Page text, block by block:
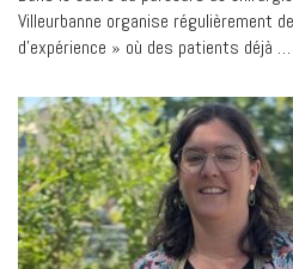
le
9
Villeurbanne organise régulièrement
d’expérience » où des patients déjà …